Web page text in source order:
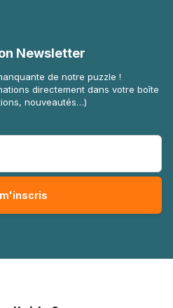
Newsletter
de notre puzzle !
directement dans votre boîte
nouveautés…)